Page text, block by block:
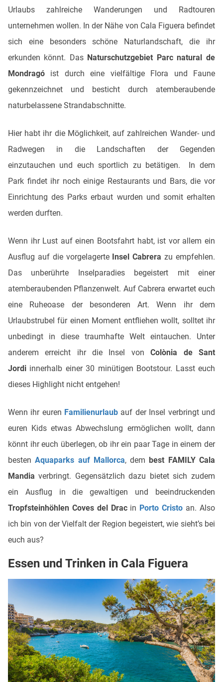
Urlaubs zahlreiche Wanderungen und Radtouren
unternehmen wollen. In der Nähe von Cala Figuera befindet
sich eine besonders schöne Naturlandschaft, die ihr
erkunden könnt. Das Naturschutzgebiet Parc natural de
Mondragó ist durch eine vielfältige Flora und Faune
gekennzeichnet und besticht durch atemberaubende
naturbelassene Strandabschnitte.
Hier habt ihr die Möglichkeit, auf zahlreichen Wander- und
Radwegen in die Landschaften der Gegenden
einzutauchen und euch sportlich zu betätigen. In dem
Park findet ihr noch einige Restaurants und Bars, die vor
Einrichtung des Parks erbaut wurden und somit erhalten
werden durften.
Wenn ihr Lust auf einen Bootsfahrt habt, ist vor allem ein
Ausflug auf die vorgelagerte Insel Cabrera zu empfehlen.
Das unberührte Inselparadies begeistert mit einer
atemberaubenden Pflanzenwelt. Auf Cabrera erwartet euch
eine Ruheoase der besonderen Art. Wenn ihr dem
Urlaubstrubel für einen Moment entfliehen wollt, solltet ihr
unbedingt in diese traumhafte Welt eintauchen. Unter
anderem erreicht ihr die Insel vonColònia de Sant
Jordi innerhalb einer 30 minütigen Bootstour. Lasst euch
dieses Highlight nicht entgehen!
Wenn ihr euren Familienurlaub auf der Insel verbringt und
euren Kids etwas Abwechslung ermöglichen wollt, dann
könnt ihr euch überlegen, ob ihr ein paar Tage in einem der
bestenAquaparks auf Mallorca, dembest FAMILY Cala
Mandia verbringt. Gegensätzlich dazu bietet sich zudem
ein Ausflug in die gewaltigen und beeindruckenden
Tropfsteinhöhlen Coves del Dracin Porto Cristo an. Also
ich bin von der Vielfalt der Region begeistert, wie sieht’s bei
euch aus?
Essen und Trinken in Cala Figuera